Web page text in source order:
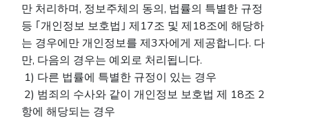
만 처리하며, 정보주체의 동의, 법률의 특별한 규정
등 ｢개인정보 보호법｣ 제17조 및 제18조에 해당하
는 경우에만 개인정보를 제3자에게 제공합니다. 다
만, 다음의 경우는 예외로 처리됩니다.
1) 다른 법률에 특별한 규정이 있는 경우
2) 범죄의 수사와 같이 개인정보 보호법 제 18조 2
항에 해당되는 경우